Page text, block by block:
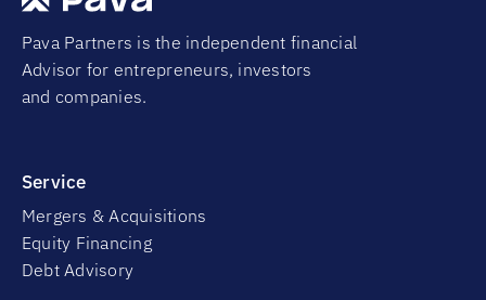
Pava Partners is the independent financial
Advisor for entrepreneurs, investors
and companies.
Service
Mergers & Acquisitions
Equity Financing
Debt Advisory